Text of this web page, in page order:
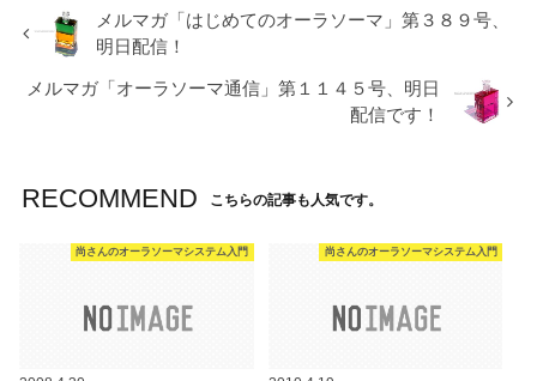
メルマガ「はじめてのオーラソーマ」第３８９号、
明日配信！
メルマガ「オーラソーマ通信」第１１４５号、明日
配信です！
RECOMMEND こちらの記事も人気です。
尚さんのオーラソーマシステム入門 尚さんのオーラソーマシステム入門